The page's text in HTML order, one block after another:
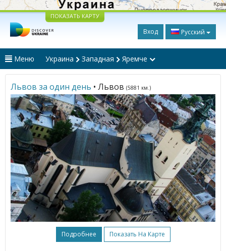
ПОКАЗАТЬ КАРТУ
Вход Русский
Меню Украина Западная Яремче
Львов за один день • Львов (5881 км.)
Подробнее Показать На Карте